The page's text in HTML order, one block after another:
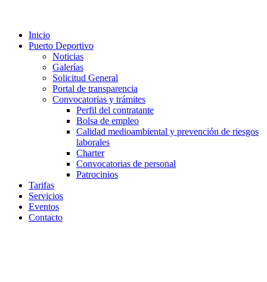
Inicio
Puerto Deportivo
Noticias
Galerías
Solicitud General
Portal de transparencia
Convocatorias y trámites
Perfil del contratante
Bolsa de empleo
Calidad medioambiental y prevención de riesgos
laborales
Charter
Convocatorias de personal
Patrocinios
Tarifas
Servicios
Eventos
Contacto